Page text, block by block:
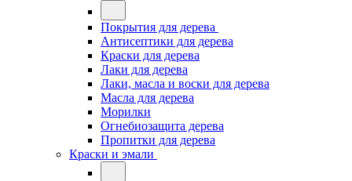
Покрытия для дерева
Антисептики для дерева
Краски для дерева
Лаки для дерева
Лаки, масла и воски для дерева
Масла для дерева
Морилки
Огнебиозащита дерева
Пропитки для дерева
Краски и эмали